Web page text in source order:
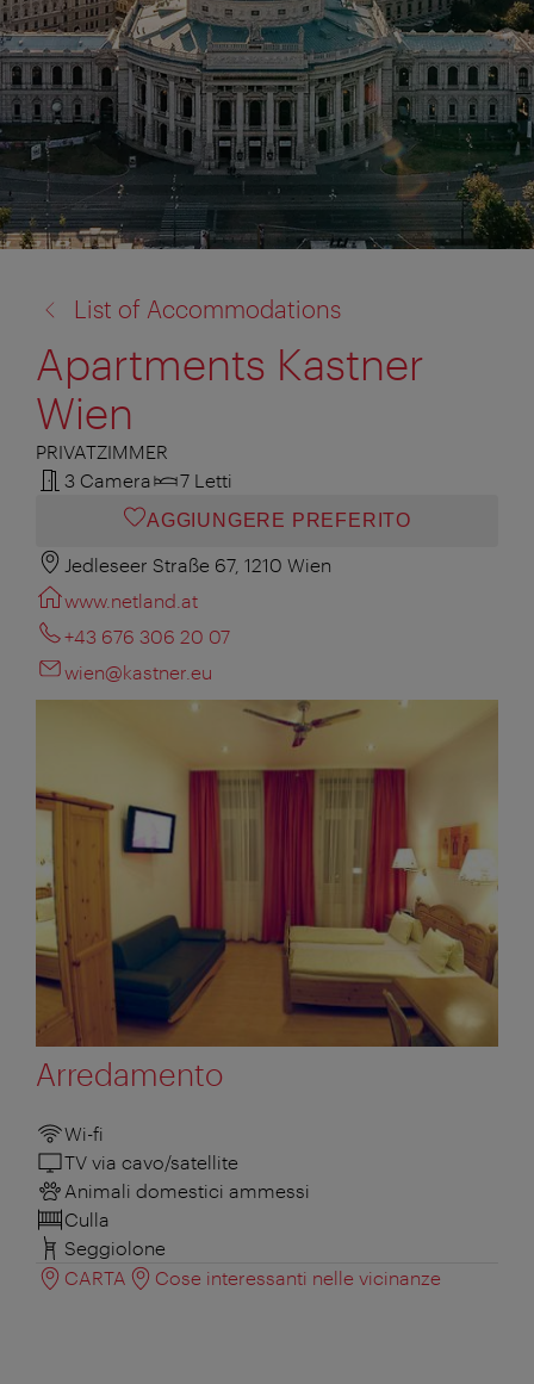
a:
List of Accommodations
Apartments Kastner
Wien
PRIVATZIMMER
3 Camera
7 Letti
AGGIUNGERE PREFERITO
Jedleseer Straße 67, 1210 Wien
www.netland.at
+43 676 306 20 07
wien@kastner.eu
Arredamento
Wi-fi
TV via cavo/satellite
Animali domestici ammessi
Culla
Seggiolone
CARTA
Cose interessanti nelle vicinanze